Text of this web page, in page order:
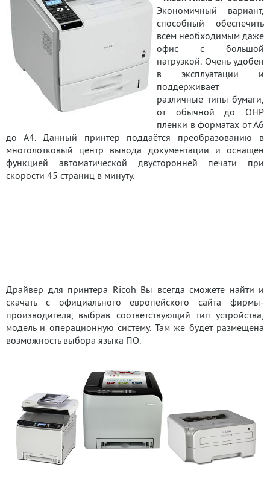
Экономичный вариант,
способный обеспечить
всем необходимым даже
офис с большой
нагрузкой. Очень удобен
в эксплуатации и
поддерживает
различные типы бумаги,
от обычной до OHP
пленки в форматах от А6
до А4. Данный принтер поддаётся преобразованию в
многолотковый центр вывода документации и оснащён
функцией автоматической двусторонней печати при
скорости 45 страниц в минуту.
Драйвер для принтера Ricoh Вы всегда сможете найти и
скачать с официального европейского сайта фирмы-
производителя, выбрав соответствующий тип устройства,
модель и операционную систему. Там же будет размещена
возможность выбора языка ПО.